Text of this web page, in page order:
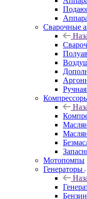
Сварочные
Мотопомпы
Генераторы